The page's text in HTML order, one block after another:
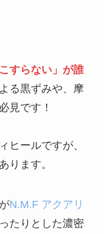
すらない」が誰
る黒ずみや、摩
見です！
ヒールですが、
ります。
N.M.F アクアリ
たりとした濃密